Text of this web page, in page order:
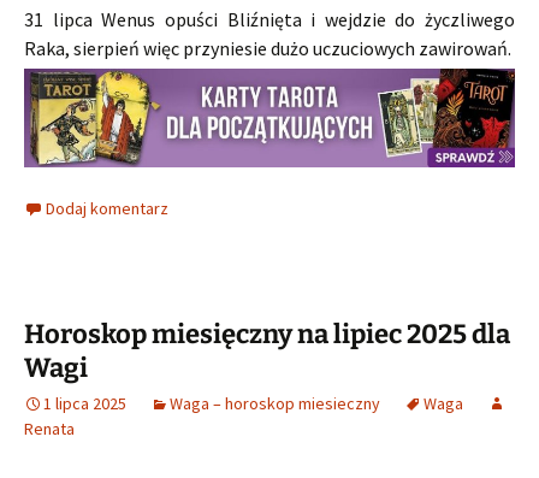
31 lipca Wenus opuści Bliźnięta i wejdzie do życzliwego
Raka, sierpień więc przyniesie dużo uczuciowych zawirowań.
Dodaj komentarz
Horoskop miesięczny na lipiec 2025 dla
Wagi
1 lipca 2025 Waga – horoskop miesieczny
Waga
Renata